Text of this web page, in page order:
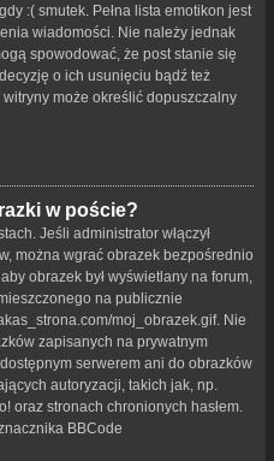
:( smutek. Pełna lista emotikon jest
wiadomości. Nie należy jednak
spowodować, że post stanie się
o ich usunięciu bądź też
może określić dopuszczalny
w poście?
Jeśli administrator włączył
można wgrać obrazek bezpośrednio
obrazek był wyświetlany na forum,
na publicznie
moj_obrazek.gif. Nie
zapisanych na prywatnym
serwerem ani do obrazków
autoryzacji, takich jak, np.
oraz stronach chronionych hasłem.
BBCode